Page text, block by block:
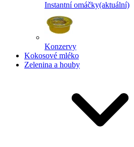
Instantní omáčky(aktuální)
Konzervy
Kokosové mléko
Zelenina a houby